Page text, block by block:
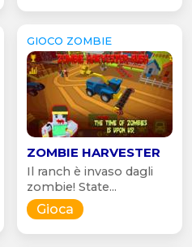
GIOCO ZOMBIE
ZOMBIE HARVESTER
Il ranch è invaso dagli
zombie! State...
Gioca